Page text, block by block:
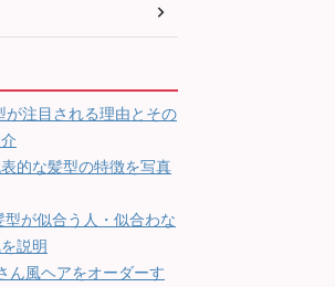
が注目される理由とその
的な髪型の特徴を写真
が似合う人・似合わな
説明
ん風ヘアをオーダーす